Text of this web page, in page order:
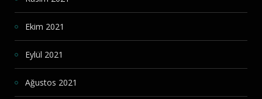
Ekim 2021
Eylül 2021
Ağustos 2021